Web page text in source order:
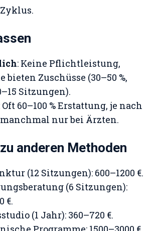
: Keine Pflichtleistung,
bieten Zuschüsse (30–50 %,
Sitzungen).
Oft 60–100 % Erstattung, je nach
nur bei Ärzten.
anderen Methoden
(12 Sitzungen): 600–1200 €.
(6 Sitzungen):
€.
(1 Jahr): 360–720 €.